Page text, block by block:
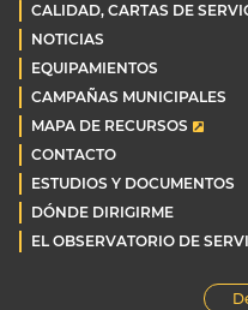
CALIDAD, CARTAS DE
NOTICIAS
EQUIPAMIENTOS
CAMPAÑAS MUNICIPALES
MAPA DE RECURSOS
CONTACTO
ESTUDIOS Y DOCUMENTOS
DÓNDE DIRIGIRME
EL OBSERVATORIO DE